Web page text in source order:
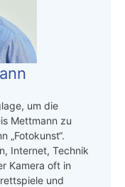
um die
Mettmann zu
„Fotokunst“.
Internet, Technik
Kamera oft in
und